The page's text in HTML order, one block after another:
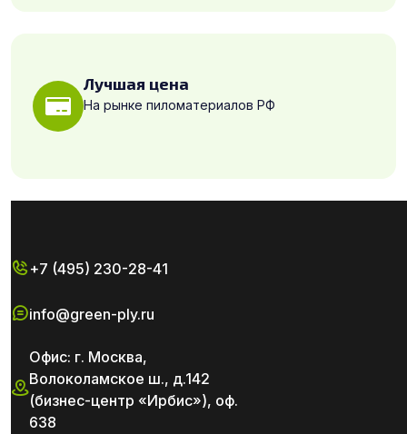
Лучшая цена
На рынке пиломатериалов РФ
+7 (495) 230-28-41
info@green-ply.ru
Офис: г. Москва,
Волоколамское ш., д.142
(бизнес-центр «Ирбис»), оф.
638